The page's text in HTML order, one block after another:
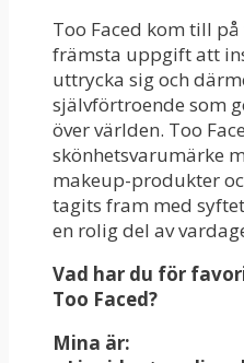
Too Faced kom till
främsta uppgift att
uttrycka sig och
självförtroende som
över världen. Too
skönhetsvarumärke
makeup-produkter
tagits fram med
en rolig del av
Vad har du för
Too Faced?
Mina är: